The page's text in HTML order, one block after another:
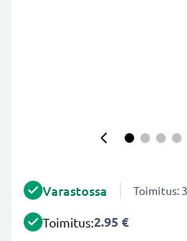
Varastossa Toimitus:
Toimitus:2.95 €